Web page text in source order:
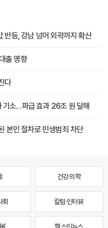
등, 강남 넘어 외곽까지 확산
출 영향
다
기소…파급 효과 26조 원 달해
본인 절차로 민생범죄 차단
건강·의학
회 칼럼·인터뷰